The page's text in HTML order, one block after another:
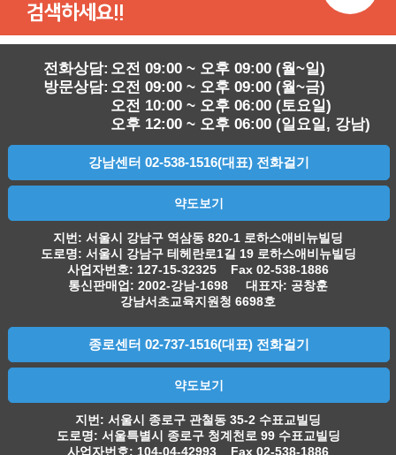
검색하세요!!
전화상담:
방문상담:
오전 09:00 ~ 오후 09:00 (월~일)
오전 09:00 ~ 오후 09:00 (월~금)
오전 10:00 ~ 오후 06:00 (토요일)
오후 12:00 ~ 오후 06:00 (일요일, 강남)
강남센터 02-538-1516(대표) 전화걸기
약도보기
지번: 서울시 강남구 역삼동 820-1 로하스애비뉴빌딩
도로명: 서울시 강남구 테헤란로1길 19 로하스애비뉴빌딩
사업자번호: 127-15-32325 Fax 02-538-1886
통신판매업: 2002-강남-1698 대표자: 공창훈
강남서초교육지원청 6698호
종로센터 02-737-1516(대표) 전화걸기
약도보기
지번: 서울시 종로구 관철동 35-2 수표교빌딩
도로명: 서울특별시 종로구 청계천로 99 수표교빌딩
사업자번호: 104-04-42993 Fax 02-538-1886